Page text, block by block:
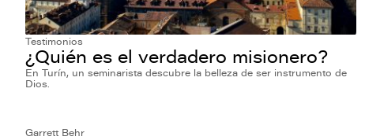
Testimonios
¿Quién es el verdadero misionero?
En Turín, un seminarista descubre la belleza de ser instrumento de
Dios.
Garrett Behr